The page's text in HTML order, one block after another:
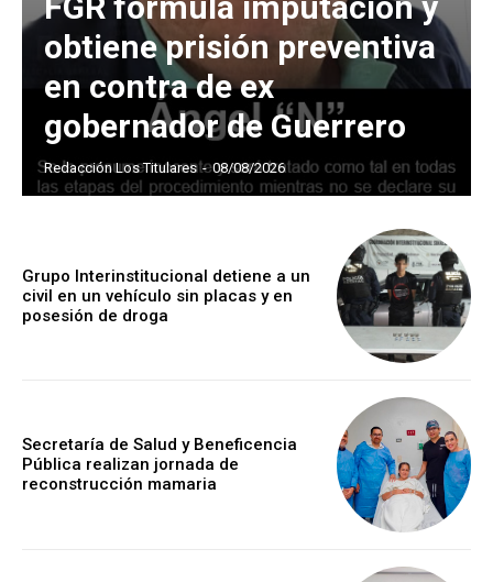
obtiene prisión preventiva
en contra de ex
gobernador de Guerrero
Redacción Los Titulares - 08/08/2026
Grupo Interinstitucional detiene a un
civil en un vehículo sin placas y en
posesión de droga
Secretaría de Salud y Beneficencia
Pública realizan jornada de
reconstrucción mamaria